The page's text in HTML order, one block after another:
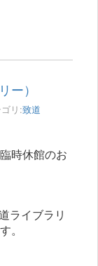
ー）
リ:致道
時休館のお
ライブラリ
。